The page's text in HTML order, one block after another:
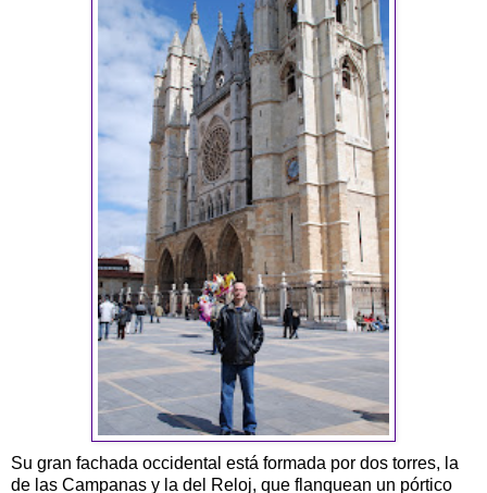
Su gran fachada occidental está formada por dos torres, la
de las Campanas y la del Reloj, que flanquean un pórtico